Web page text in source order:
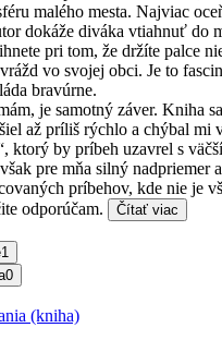
malého mesta. Najviac
dokáže diváka vtiahnuť do
pri tom, že držíte palce
vo svojej obci. Je to
bravúrne.
je samotný záver. Kniha
až príliš rýchlo a chýbal mi
ktorý by príbeh uzavrel s
pre mňa silný nadpriemer
príbehov, kde nie je
odporúčam.
Čítať viac
1
0
(kniha)